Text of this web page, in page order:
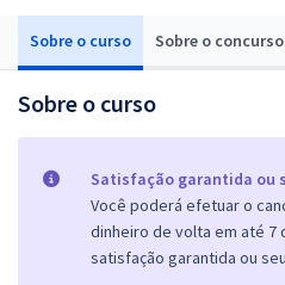
Sobre o curso Sobre o concurso
Sobre o curso
Satisfação garantida ou
Você poderá efetuar o
dinheiro de volta em até 7
satisfação garantida ou